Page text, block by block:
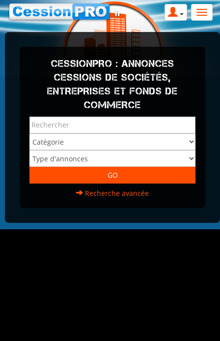
CESSIONPRO : ANNONCES
CESSIONS DE SOCIÉTÉS,
ENTREPRISES ET FONDS DE
COMMERCE
Recherche avancée